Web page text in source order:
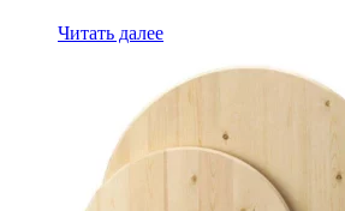
Читать далее